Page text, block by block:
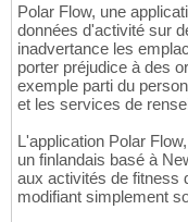
Polar Flow, une
données d'activité sur
inadvertance les
porter préjudice à des
exemple parti du
et les services de
L'application Polar
un finlandais basé à
aux activités de fitness
modifiant simplement